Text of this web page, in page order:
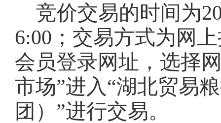
竞价交易的时间为
6:00 ；交易方式为网
会员登录网址 ，选择
市场”进入“湖北贸易
团）”进行交易。